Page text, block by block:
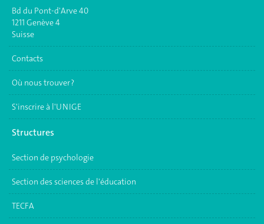
Bd du Pont-d'Arve 40
1211 Genève 4
Suisse
Contacts
Où nous trouver ?
S'inscrire à l'UNIGE
Structures
Section de psychologie
Section des sciences de l'éducation
TECFA